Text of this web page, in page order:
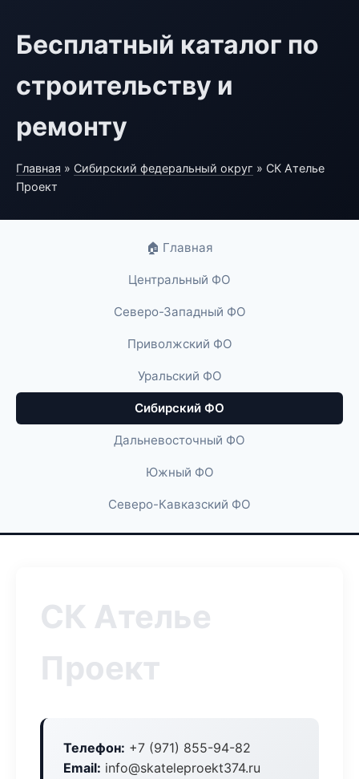
Бесплатный каталог по
строительству и
ремонту
Главная » Сибирский федеральный округ » СК Ателье
Проект
🏠 Главная
Центральный ФО
Северо-Западный ФО
Приволжский ФО
Уральский ФО
Сибирский ФО
Дальневосточный ФО
Южный ФО
Северо-Кавказский ФО
СК Ателье
Проект
Телефон: +7 (971) 855-94-82
Email: info@skateleproekt374.ru